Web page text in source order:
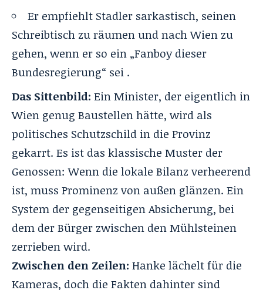
Er empfiehlt Stadler sarkastisch, seinen
Schreibtisch zu räumen und nach Wien zu
gehen, wenn er so ein „Fanboy dieser
Bundesregierung“ sei .
Das Sittenbild: Ein Minister, der eigentlich in
Wien genug Baustellen hätte, wird als
politisches Schutzschild in die Provinz
gekarrt. Es ist das klassische Muster der
Genossen: Wenn die lokale Bilanz verheerend
ist, muss Prominenz von außen glänzen. Ein
System der gegenseitigen Absicherung, bei
dem der Bürger zwischen den Mühlsteinen
zerrieben wird.
Zwischen den Zeilen: Hanke lächelt für die
Kameras, doch die Fakten dahinter sind